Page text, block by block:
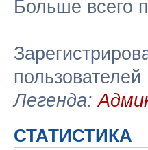
Больше всего
пользователей
Легенда:
СТАТИСТИКА